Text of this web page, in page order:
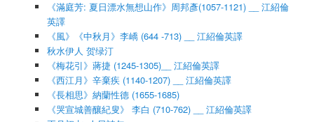
《滿庭芳: 夏日漂水無想山作》周邦彥(1057-1121) __ 江紹倫
英譯
《風》《中秋月》李嶠 (644 -713) __ 江紹倫英譯
秋水伊人 贺绿汀
《梅花引》蔣捷 (1245-1305)__ 江紹倫英譯
《西江月》辛棄疾 (1140-1207) __ 江紹倫英譯
《長相思》納蘭性德 (1655-1685)
《哭宣城善釀紀叟》 李白 (710-762) __ 江紹倫英譯